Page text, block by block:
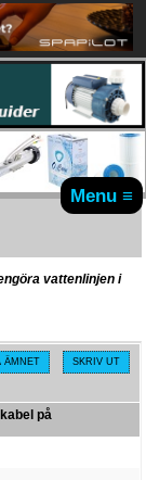
Menu ≡
vattenlinjen i
ÄMNET SKRIV UT
på